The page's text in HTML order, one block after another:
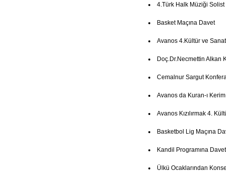
4.Türk Halk Müziği Solist
Basket Maçına Davet
Avanos 4.Kültür ve
Doç.Dr.Necmettin Alkan
Cemalnur Sargut
Avanos da Kuran-ı
Avanos Kızılırmak 4.
Basketbol Lig Maçına
Kandil Programına Davet
Ülkü Ocaklarından